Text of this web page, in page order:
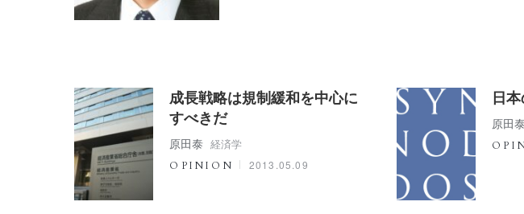
成長戦略は規制緩和を中心に
すべきだ
原田泰 経済学
OPINION 2013.05.09
日
原田